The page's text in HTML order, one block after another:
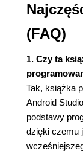
2.3.
Rozdział 3.
(FAQ)
1. Czy ta
Tak, książka
Android
podstawy
dzięki czemu